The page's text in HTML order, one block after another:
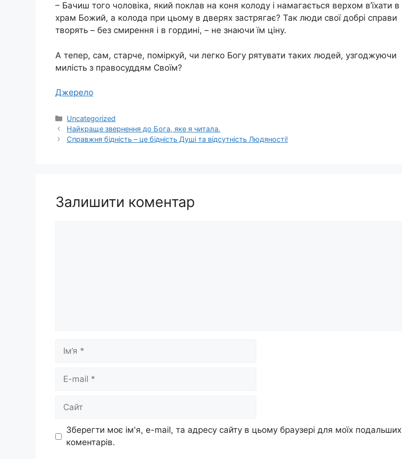
– Бачиш того чоловіка, який поклав на коня колоду і намагається верхом в’їхати в
храм Божий, а колода при цьому в дверях застрягає? Так люди свої добрі справи
творять – без смирення і в гордині, – не знаючи їм ціну.
А тепер, сам, старче, поміркуй, чи легко Богу рятувати таких людей, узгоджуючи
милість з правосуддям Своїм?
Джерело
Категорії
Uncategorized
Найкраще звернення до Бога, яке я читала.
Справжня бідність – це бідність Душі та відсутність Людяності!
Залишити коментар
Ім’я
Сайт
Зберегти моє ім'я, e-mail, та адресу сайту в цьому браузері для моїх подальших
коментарів.